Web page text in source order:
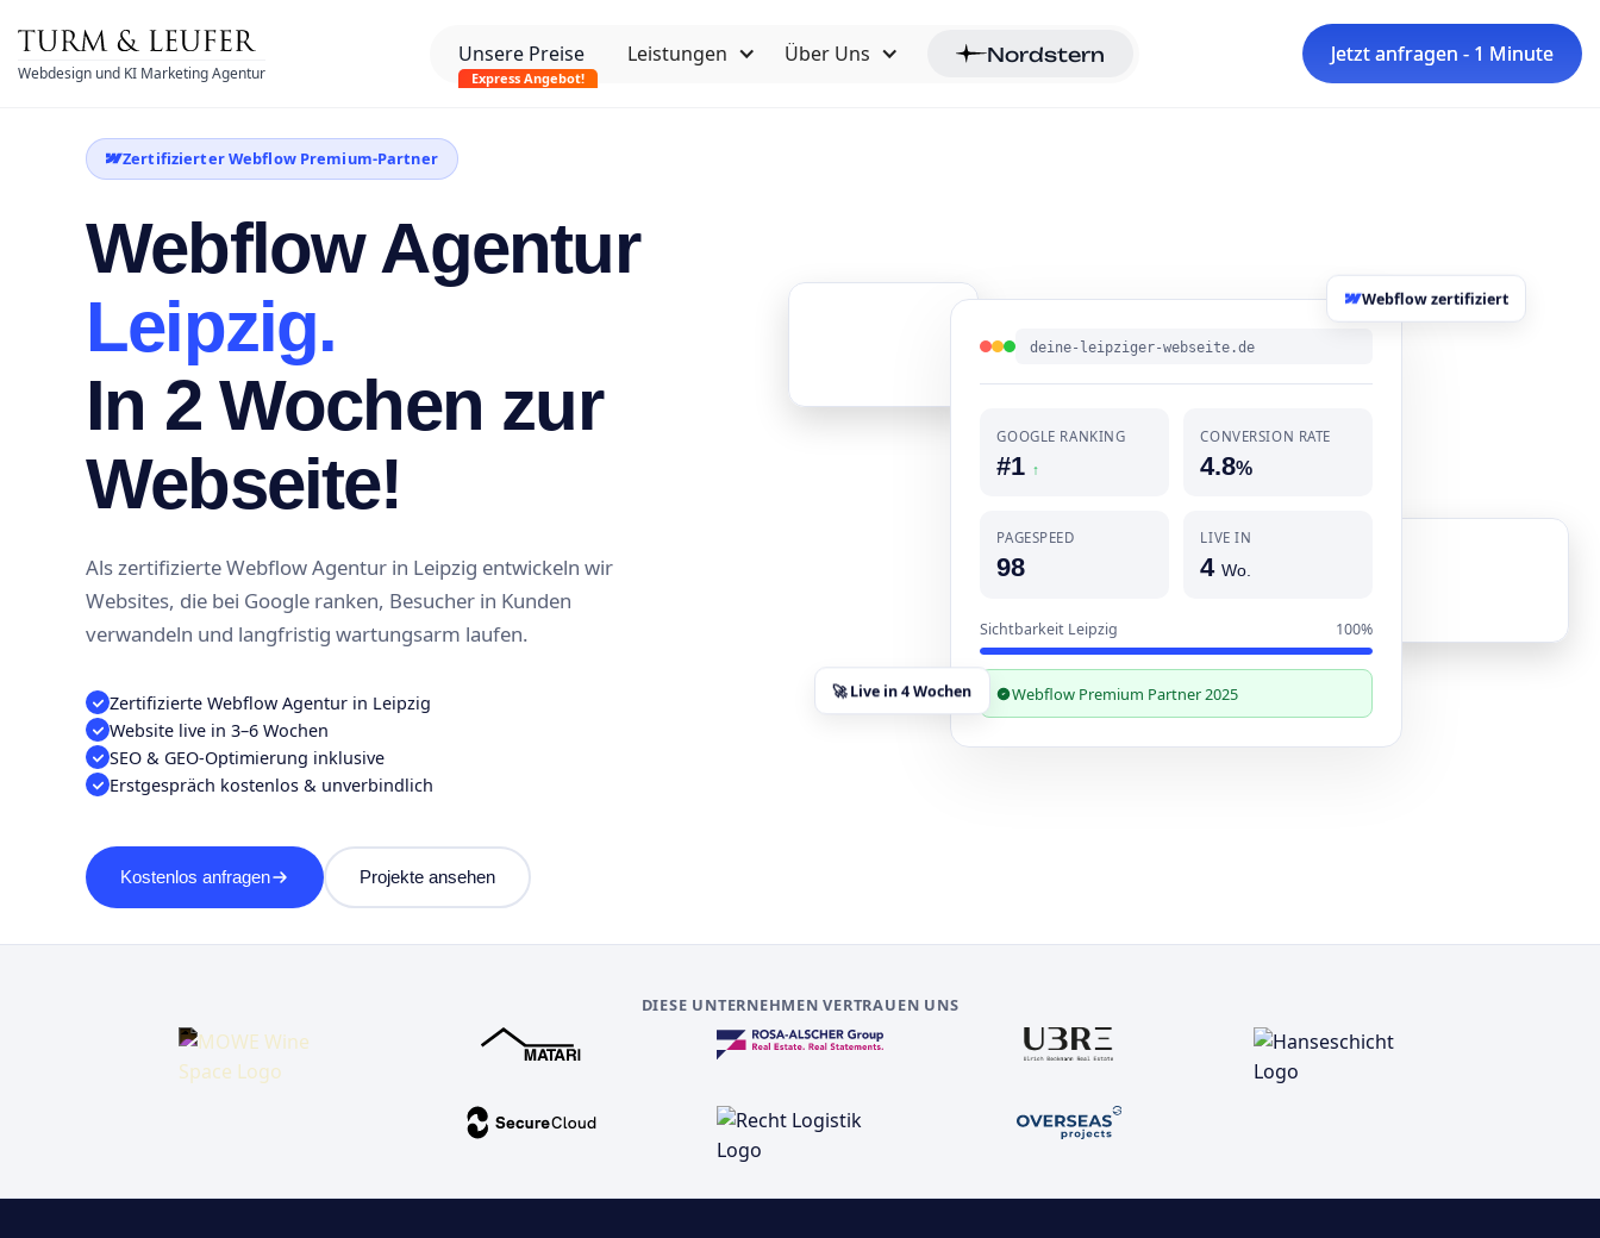
Webdesign und KI Marketing Agentur
Unsere Preise
Express Angebot!
Leistungen Über Uns Nordstern Jetzt anfragen - 1 Minute
Jetzt anfragen - 1 Minute
Zertifizierter Webflow Premium-Partner
Webflow Agentur
Leipzig.
In 2 Wochen zur
Webseite!
Als zertifizierte Webflow Agentur in Leipzig entwickeln wir
Websites, die bei Google ranken, Besucher in Kunden
verwandeln und langfristig wartungsarm laufen.
Zertifizierte Webflow Agentur in Leipzig
Website live in 3–6 Wochen
SEO & GEO-Optimierung inklusive
Erstgespräch kostenlos & unverbindlich
Kostenlos anfragen Projekte ansehen
Webflow zertifiziert
deine-leipziger-webseite.de
GOOGLE RANKING
#1 ↑
CONVERSION RATE
4.8%
PAGESPEED
98
LIVE IN
4Wo.
Sichtbarkeit Leipzig 100%
Webflow Premium Partner 2025
🚀 Live in 4 Wochen
DIESE UNTERNEHMEN VERTRAUEN UNS